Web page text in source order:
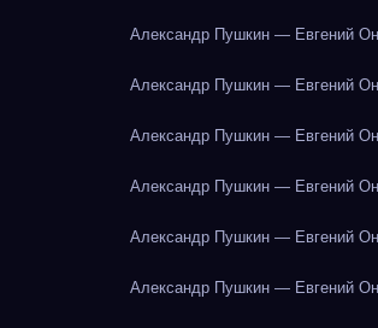
Александр Пушкин — Евгений
Александр Пушкин — Евгений
Александр Пушкин — Евгений
Александр Пушкин — Евгений
Александр Пушкин — Евгений
Александр Пушкин — Евгений